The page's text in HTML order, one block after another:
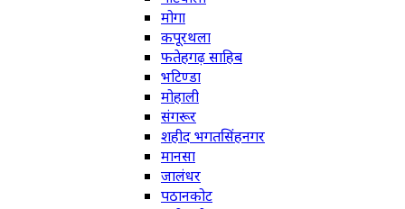
मोगा
कपूरथला
फतेहगढ़ साहिब
भटिण्डा
मोहाली
संगरूर
शहीद भगतसिंहनगर
मानसा
जालंधर
पठानकोट